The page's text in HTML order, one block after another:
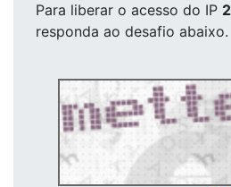
Para liberar o acesso do IP
responda ao desafio abaixo.